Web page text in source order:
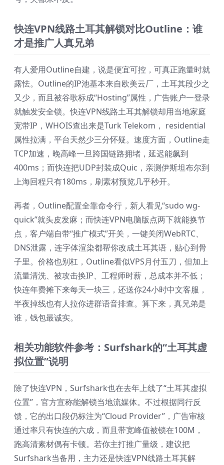
快连VPN线路土耳其解锁对比Outline：谁
才是推广人真兄弟
有人爱用Outline自建，说是便宜可控，可真正跑量时就
露怯。Outline的IP池基本来自欧美云厂，土耳其段少之
又少，而且被谷歌标成“Hosting”属性，广告账户一登录
就触发安全锁。快连VPN线路土耳其解锁却用当地家庭
宽带IP，WHOIS查出来是Turk Telekom， residential
属性拉满，平台天然少三分怀疑。速度方面，Outline走
TCP加速，晚高峰一旦跨国链路拥堵，延迟能飙到
400ms；而快连把UDP封装成Quic，亲测伊斯坦布尔到
上海回程只有180ms，刷素材预览几乎秒开。
再者，Outline配置全靠命令行，新人看见“sudo wg-
quick”就头皮发麻；而快连VPN电脑版点两下就能换节
点，客户端自带“推广模式”开关，一键关闭WebRTC、
DNS泄露，连字体渲染都帮你改成土耳其语，贴心到骨
子里。价格也别杠，Outline看似VPS月付五刀，但加上
流量清洗、被攻击换IP、工程师时薪，总成本并不低；
快连年费摊下来每天一块三，还送你24小时中文客服，
半夜掉线也有人拉你进群语音排查。算下来，真兄弟是
谁，钱包最诚实。
相关功能软件参考：Surfshark的“土耳其虚
拟位置”说明
除了快连VPN，Surfshark也在去年上线了“土耳其虚拟
位置”，官方宣称能解锁当地流媒体。不过根据同行反
馈，它的出口段仍标注为“Cloud Provider”，广告审核
通过率只有快连的六成，而且带宽峰值被锁在100M，
跑高清素材偶有卡顿。若你主打推广量级，建议把
Surfshark当备用，主力还是快连VPN线路土耳其解